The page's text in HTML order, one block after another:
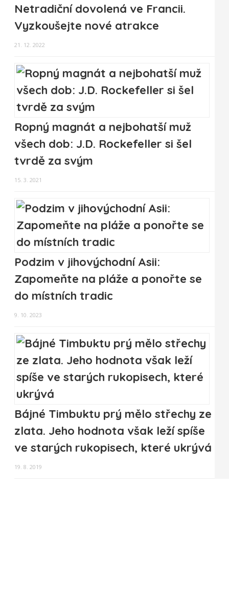
Netradiční dovolená ve Francii.
Vyzkoušejte nové atrakce
21. 12. 2022
Ropný magnát a nejbohatší muž
všech dob: J.D. Rockefeller si šel
tvrdě za svým
15. 3. 2021
Podzim v jihovýchodní Asii:
Zapomeňte na pláže a ponořte se
do místních tradic
9. 10. 2023
Bájné Timbuktu prý mělo střechy ze
zlata. Jeho hodnota však leží spíše
ve starých rukopisech, které ukrývá
19. 8. 2019